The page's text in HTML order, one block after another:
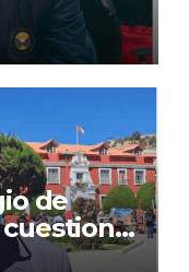
de Keiko
de